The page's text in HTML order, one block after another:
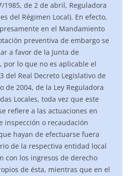
1985, de 2 de abril, Reguladora
del Régimen Local). En efecto,
en el Mandamiento
preventiva de embargo se
a favor de la Junta de
por lo que no es aplicable el
del Real Decreto Legislativo de
de 2004, de la Ley Reguladora
Locales, toda vez que este
refiere a las actuaciones en
inspección o recaudación
hayan de efectuarse fuera
de la respectiva entidad local
con los ingresos de derecho
de ésta, mientras que en el